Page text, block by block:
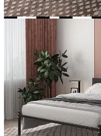
Добавить к сравнению